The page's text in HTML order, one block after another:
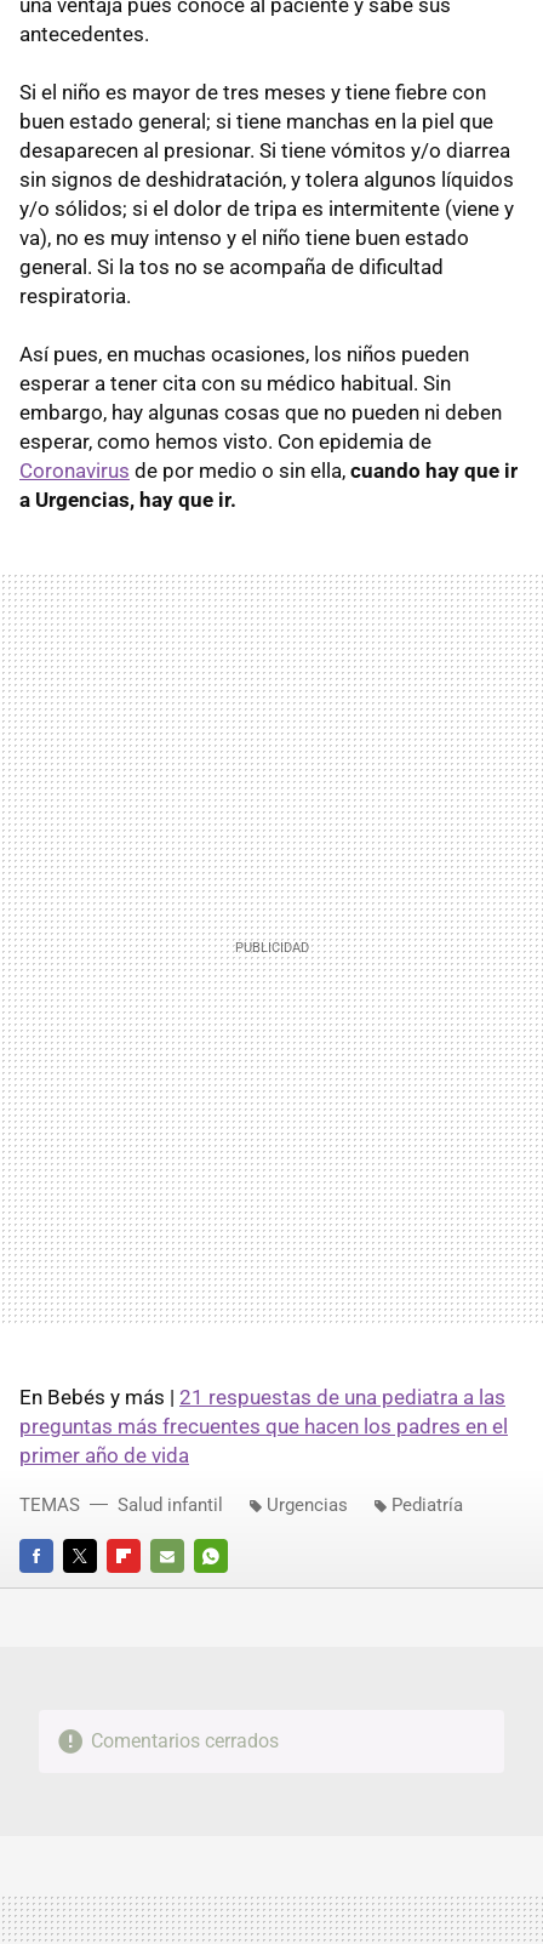
antecedentes.
Si el niño es mayor de tres meses y tiene fiebre con
buen estado general; si tiene manchas en la piel que
desaparecen al presionar. Si tiene vómitos y/o diarrea
sin signos de deshidratación, y tolera algunos líquidos
y/o sólidos; si el dolor de tripa es intermitente (viene y
va), no es muy intenso y el niño tiene buen estado
general. Si la tos no se acompaña de dificultad
respiratoria.
Así pues, en muchas ocasiones, los niños pueden
esperar a tener cita con su médico habitual. Sin
embargo, hay algunas cosas que no pueden ni deben
esperar, como hemos visto. Con epidemia de
Coronavirus de por medio o sin ella, cuando hay que ir
a Urgencias, hay que ir.
En Bebés y más | 21 respuestas de una pediatra a las
preguntas más frecuentes que hacen los padres en el
primer año de vida
FACEBOOKTWITTERFLIPBOARD
E-
WHATSAPP
TEMAS Salud infantil Urgencias Pediatría
Comentarios cerrados